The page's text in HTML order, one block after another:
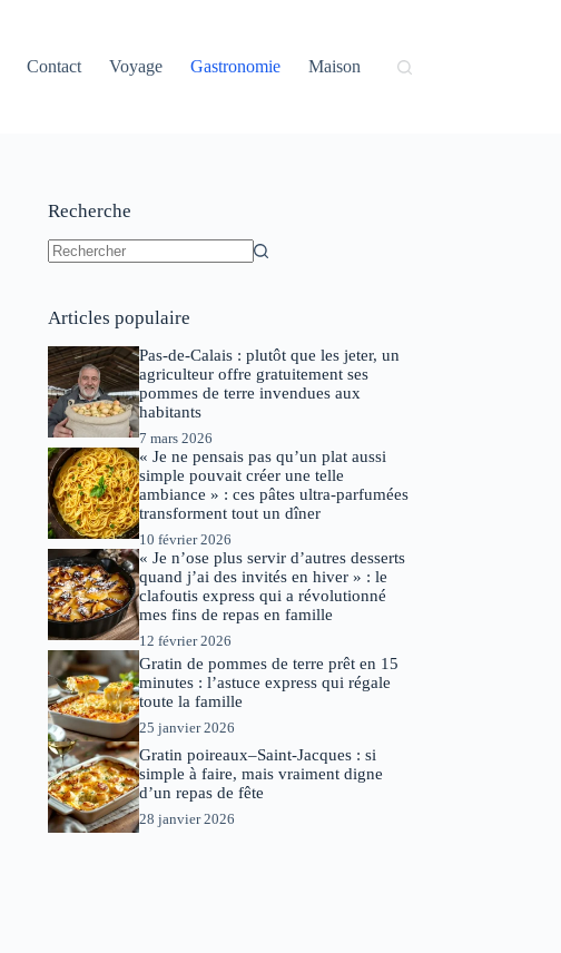
Contact Voyage Gastronomie Maison
Recherche
Articles populaire
Pas-de-Calais : plutôt que les jeter, un
agriculteur offre gratuitement ses
pommes de terre invendues aux
habitants
7 mars 2026
« Je ne pensais pas qu’un plat aussi
simple pouvait créer une telle
ambiance » : ces pâtes ultra-parfumées
transforment tout un dîner
10 février 2026
« Je n’ose plus servir d’autres desserts
quand j’ai des invités en hiver » : le
clafoutis express qui a révolutionné
mes fins de repas en famille
12 février 2026
Gratin de pommes de terre prêt en 15
minutes : l’astuce express qui régale
toute la famille
25 janvier 2026
Gratin poireaux–Saint-Jacques : si
simple à faire, mais vraiment digne
d’un repas de fête
28 janvier 2026